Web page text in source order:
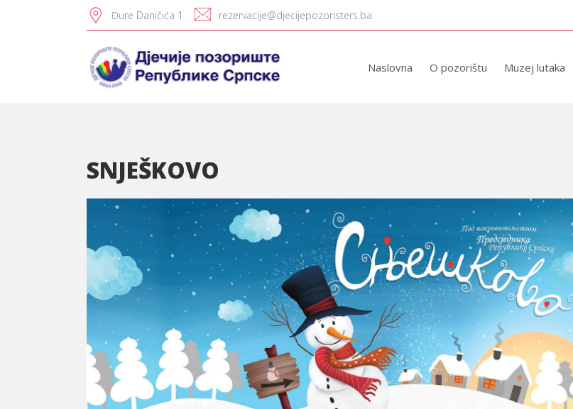
Đure Daničića 1 rezervacije@djecijepozoristers.ba
Naslovna O pozorištu Muzej lutaka
SNJEŠKOVO